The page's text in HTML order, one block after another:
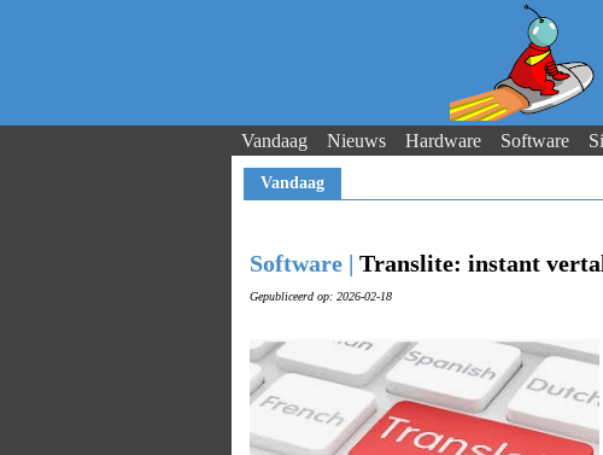
Vandaag Nieuws Hardware Software
Vandaag
Software | Translite: instant
Gepubliceerd op: 2026-02-18